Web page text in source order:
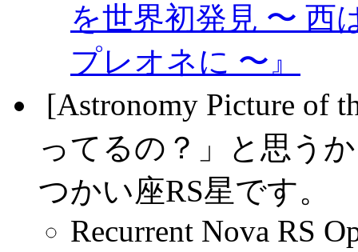
を世界初発見 〜 西
プレオネに 〜』
[Astronomy Picture of
ってるの？」と思う
つかい座RS星です。
Recurrent Nova RS